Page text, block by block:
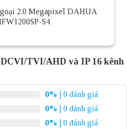
2.0 Megapixel DAHUA
S4
TVI/AHD và IP 16 kênh
0%
| 0 đánh giá
0%
| 0 đánh giá
0%
| 0 đánh giá